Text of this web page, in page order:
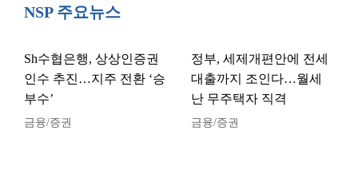
NSP 주요뉴스
Sh수협은행, 상상인증권
인수 추진…지주 전환 ‘승
부수’
금융/증권
정부, 세제개편안에 전세
대출까지 조인다…월세
난 무주택자 직격
금융/증권